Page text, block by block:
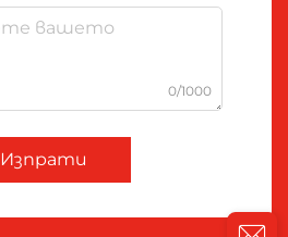
0/1000
Изпрати